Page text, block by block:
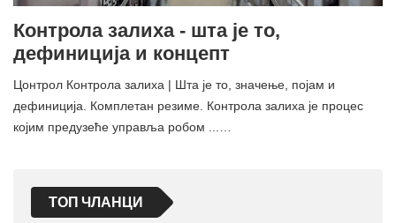
Контрола залиха - шта је то,
дефиниција и концепт
Цонтрол Контрола залиха | Шта је то, значење, појам и
дефиниција. Комплетан резиме. Контрола залиха је процес
којим предузеће управља робом ...…
ТОП ЧЛАНЦИ